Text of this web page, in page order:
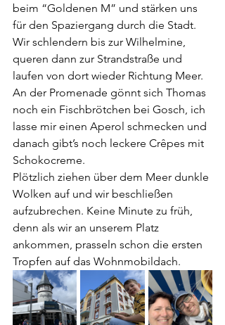
beim “Goldenen M” und stärken uns
für den Spaziergang durch die Stadt.
Wir schlendern bis zur Wilhelmine,
queren dann zur Strandstraße und
laufen von dort wieder Richtung Meer.
An der Promenade gönnt sich Thomas
noch ein Fischbrötchen bei Gosch, ich
lasse mir einen Aperol schmecken und
danach gibt’s noch leckere Crêpes mit
Schokocreme.
Plötzlich ziehen über dem Meer dunkle
Wolken auf und wir beschließen
aufzubrechen. Keine Minute zu früh,
denn als wir an unserem Platz
ankommen, prasseln schon die ersten
Tropfen auf das Wohnmobildach.